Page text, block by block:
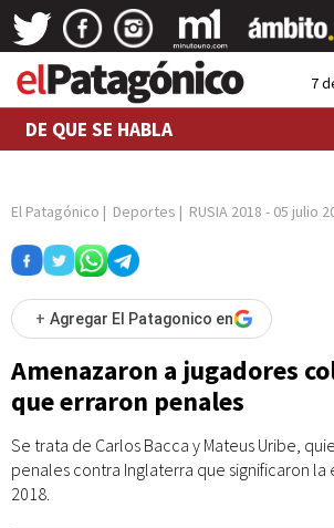
7
DE QUE SE HABLA
El Patagónico | Deportes | RUSIA 2018 - 05 julio
+ Agregar El Patagonico en
Amenazaron a jugadores
que erraron penales
Se trata de Carlos Bacca y Mateus Uribe,
penales contra Inglaterra que significaron la
2018.